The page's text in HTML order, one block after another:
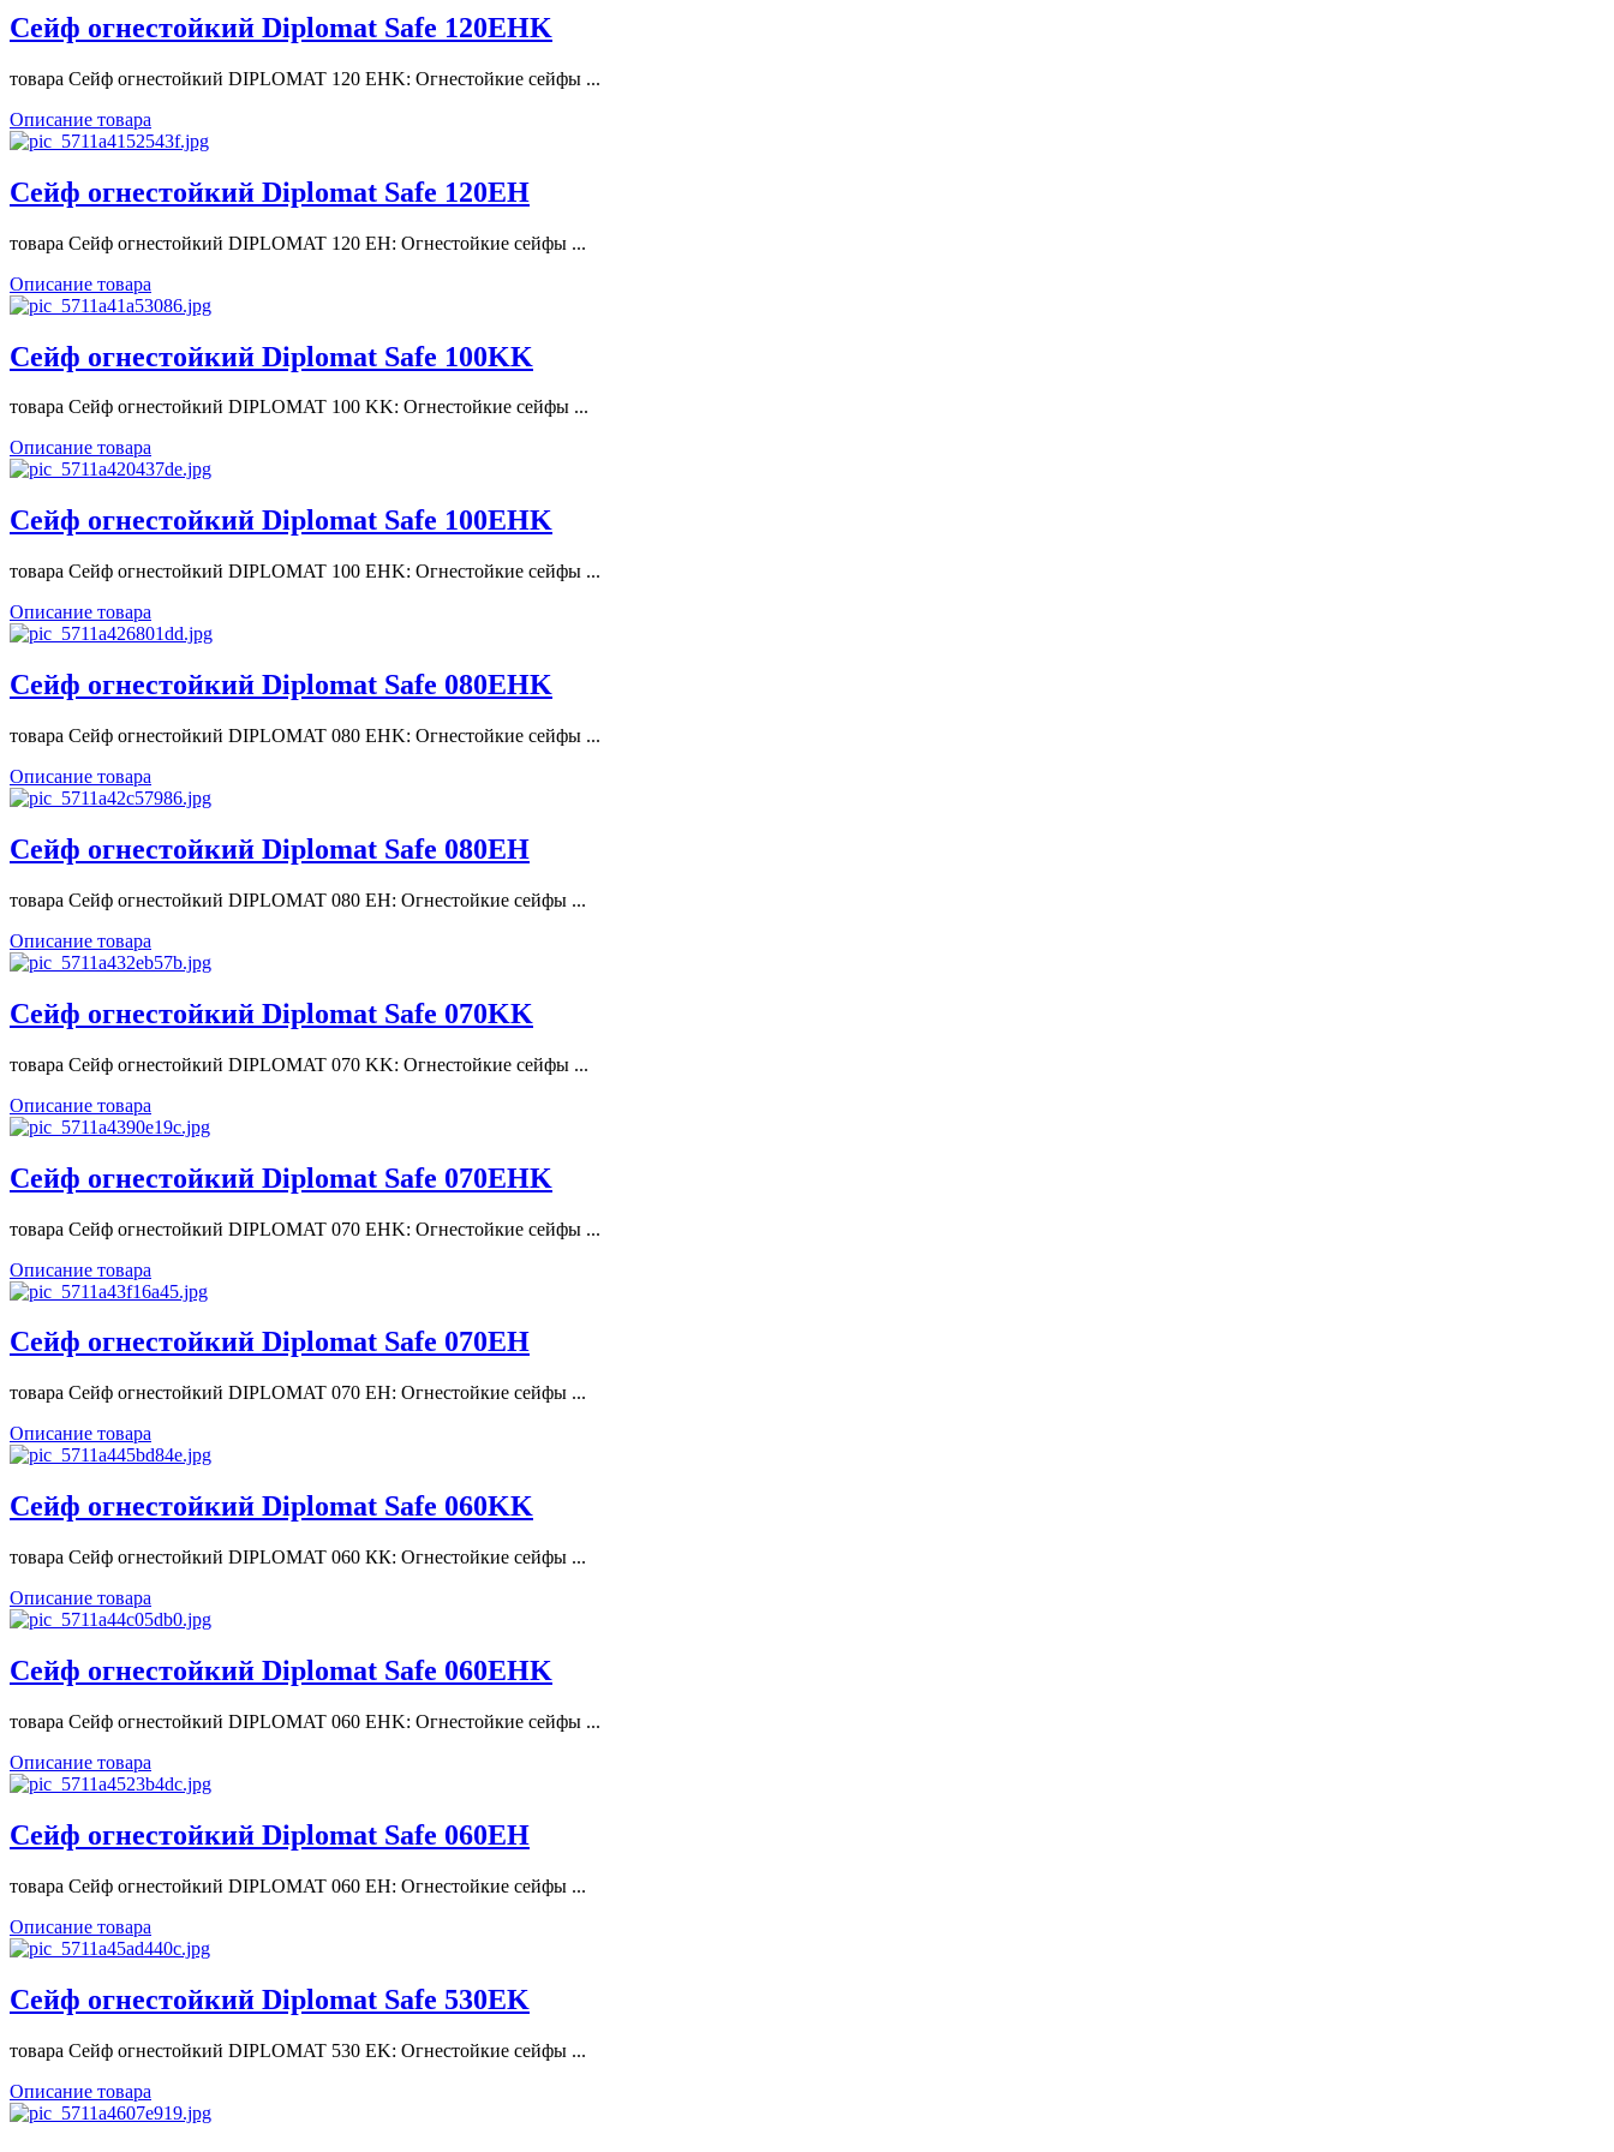
Сейф огнестойкий Diplomat Safe 120EHK
товара Сейф огнестойкий DIPLOMAT 120 EHK: Огнестойкие сейфы ...
Описание товара
Сейф огнестойкий Diplomat Safe 120EH
товара Сейф огнестойкий DIPLOMAT 120 EH: Огнестойкие сейфы ...
Описание товара
Сейф огнестойкий Diplomat Safe 100KK
товара Сейф огнестойкий DIPLOMAT 100 KK: Огнестойкие сейфы ...
Описание товара
Сейф огнестойкий Diplomat Safe 100EHK
товара Сейф огнестойкий DIPLOMAT 100 EHK: Огнестойкие сейфы ...
Описание товара
Сейф огнестойкий Diplomat Safe 080ЕНK
товара Сейф огнестойкий DIPLOMAT 080 ЕНK: Огнестойкие сейфы ...
Описание товара
Сейф огнестойкий Diplomat Safe 080ЕН
товара Сейф огнестойкий DIPLOMAT 080 ЕН: Огнестойкие сейфы ...
Описание товара
Сейф огнестойкий Diplomat Safe 070KK
товара Сейф огнестойкий DIPLOMAT 070 KK: Огнестойкие сейфы ...
Описание товара
Сейф огнестойкий Diplomat Safe 070ЕНK
товара Сейф огнестойкий DIPLOMAT 070 ЕНK: Огнестойкие сейфы ...
Описание товара
Сейф огнестойкий Diplomat Safe 070ЕН
товара Сейф огнестойкий DIPLOMAT 070 ЕН: Огнестойкие сейфы ...
Описание товара
Сейф огнестойкий Diplomat Safe 060KK
товара Сейф огнестойкий DIPLOMAT 060 КК: Огнестойкие сейфы ...
Описание товара
Сейф огнестойкий Diplomat Safe 060ЕНK
товара Сейф огнестойкий DIPLOMAT 060 ЕНK: Огнестойкие сейфы ...
Описание товара
Сейф огнестойкий Diplomat Safe 060ЕН
товара Сейф огнестойкий DIPLOMAT 060 ЕН: Огнестойкие сейфы ...
Описание товара
Сейф огнестойкий Diplomat Safe 530EK
товара Сейф огнестойкий DIPLOMAT 530 EK: Огнестойкие сейфы ...
Описание товара